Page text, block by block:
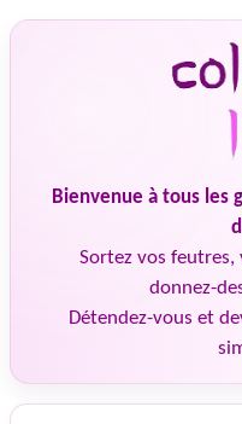
Bienvenue à tous les
Sortez vos feutres,
donnez-
Détendez-vous et